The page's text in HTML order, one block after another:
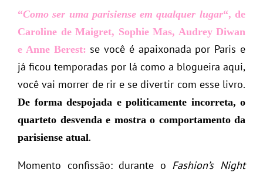
“Como ser uma parisiense em qualquer lugar“, de
Caroline de Maigret, Sophie Mas, Audrey Diwan
e Anne Berest: se você é apaixonada por Paris e
já ficou temporadas por lá como a blogueira aqui,
você vai morrer de rir e se divertir com esse livro.
De forma despojada e politicamente incorreta, o
quarteto desvenda e mostra o comportamento da
parisiense atual.
Momento confissão: durante o Fashion’s Night